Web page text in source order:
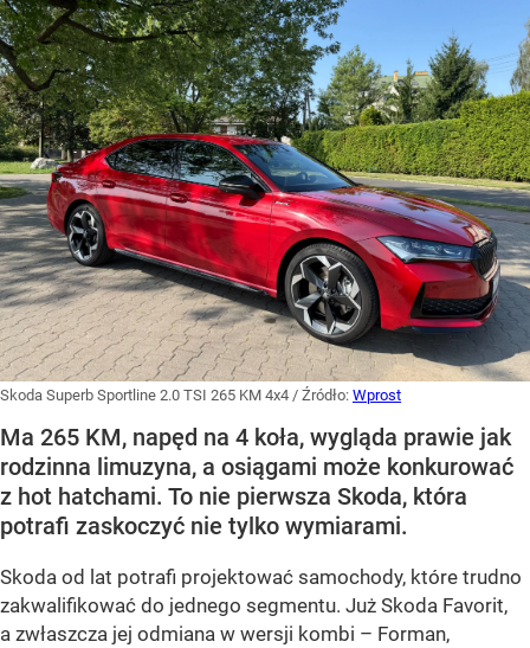
Skoda Superb Sportline 2.0 TSI 265 KM 4x4 / Źródło: Wprost
Ma 265 KM, napęd na 4 koła, wygląda prawie jak
rodzinna limuzyna, a osiągami może konkurować
z hot hatchami. To nie pierwsza Skoda, która
potrafi zaskoczyć nie tylko wymiarami.
Skoda od lat potrafi projektować samochody, które trudno
zakwalifikować do jednego segmentu. Już Skoda Favorit,
a zwłaszcza jej odmiana w wersji kombi – Forman,